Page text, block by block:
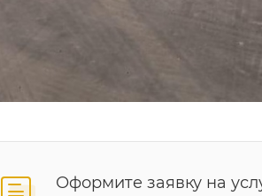
Оформите заявку на